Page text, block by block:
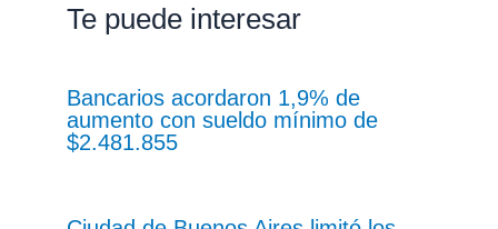
Te puede interesar
Bancarios acordaron 1,9% de
aumento con sueldo mínimo de
$2.481.855